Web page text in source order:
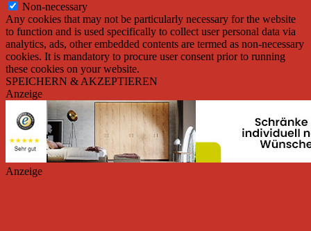
Non-necessary
Any cookies that may not be particularly necessary for the website
to function and is used specifically to collect user personal data via
analytics, ads, other embedded contents are termed as non-necessary
cookies. It is mandatory to procure user consent prior to running
these cookies on your website.
SPEICHERN & AKZEPTIEREN
Anzeige
Anzeige